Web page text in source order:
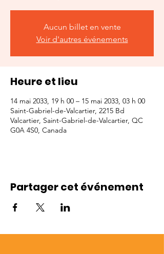
Aucun billet en vente
Voir d'autres événements
Heure et lieu
14 mai 2033, 19 h 00 – 15 mai 2033, 03 h 00
Saint-Gabriel-de-Valcartier, 2215 Bd
Valcartier, Saint-Gabriel-de-Valcartier, QC
G0A 4S0, Canada
Partager cet événement